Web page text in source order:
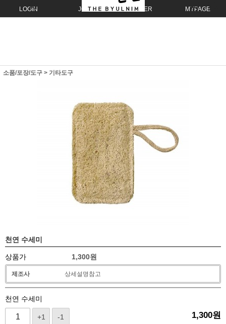
LOGIN JOIN ORDER MYPAGE
소품/포장/도구 > 기타도구
천연 수세미
상품가 1,300원
제조사 상세설명참고
천연 수세미
+1 -1 1,300원